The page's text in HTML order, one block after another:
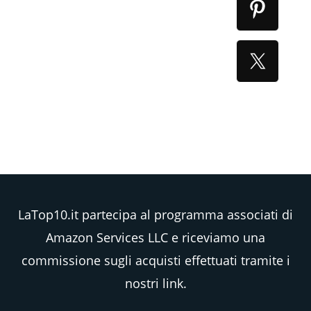
LaTop10.it partecipa al programma associati di
Amazon Services LLC e riceviamo una
commissione sugli acquisti effettuati tramite i
nostri link.